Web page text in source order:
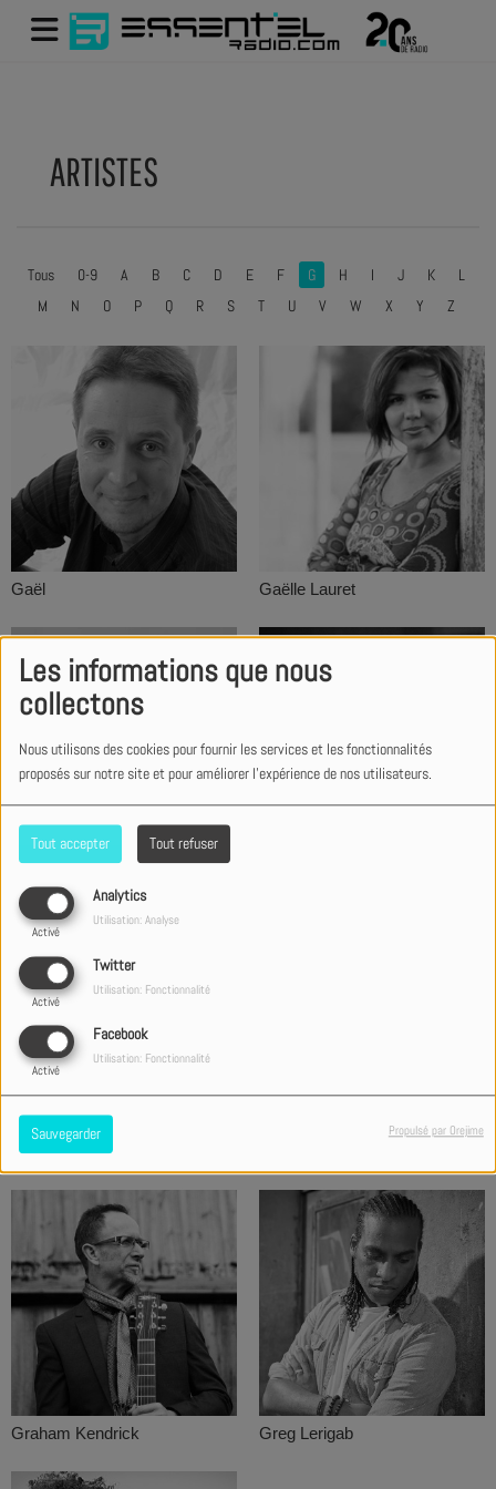
Les informations que nous
collectons
Nous utilisons des cookies pour fournir les services et les fonctionnalités
proposés sur notre site et pour améliorer l'expérience de nos utilisateurs.
Tout accepter Tout refuser
Analytics
Activé
Utilisation: Analyse
Twitter
Activé
Utilisation: Fonctionnalité
Facebook
Activé
Utilisation: Fonctionnalité
Sauvegarder Propulsé par Orejime
ARTISTES
Tous 0-9 A B C D E F G H I J K
L
M
N O P Q R S T U V W X Y Z
Gaël Gaëlle Lauret
Georges Ellyott
Graham Kendrick Greg Lerigab